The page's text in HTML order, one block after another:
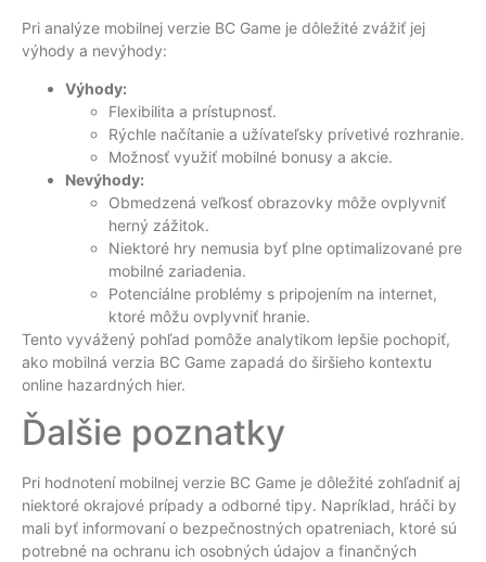
Pri analýze mobilnej verzie BC Game je dôležité zvážiť jej
výhody a nevýhody:
Výhody:
Flexibilita a prístupnosť.
Rýchle načítanie a užívateľsky prívetivé rozhranie.
Možnosť využiť mobilné bonusy a akcie.
Nevýhody:
Obmedzená veľkosť obrazovky môže ovplyvniť
herný zážitok.
Niektoré hry nemusia byť plne optimalizované pre
mobilné zariadenia.
Potenciálne problémy s pripojením na internet,
ktoré môžu ovplyvniť hranie.
Tento vyvážený pohľad pomôže analytikom lepšie pochopiť,
ako mobilná verzia BC Game zapadá do širšieho kontextu
online hazardných hier.
Ďalšie poznatky
Pri hodnotení mobilnej verzie BC Game je dôležité zohľadniť aj
niektoré okrajové prípady a odborné tipy. Napríklad, hráči by
mali byť informovaní o bezpečnostných opatreniach, ktoré sú
potrebné na ochranu ich osobných údajov a finančných